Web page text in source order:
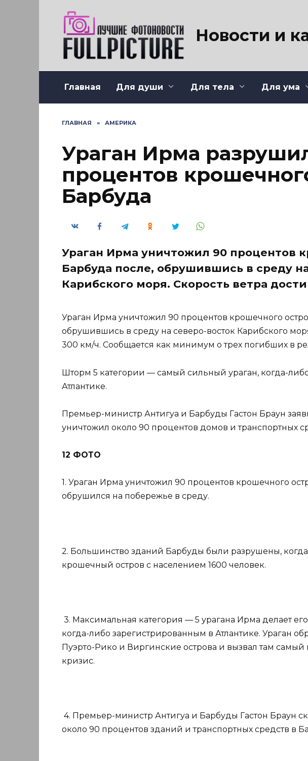
Новости и
Главная Для души Для тела Для ума
ГЛАВНАЯ » АМЕРИКА
Ураган Ирма
процентов
Барбуда
Ураган Ирма уничтожил 90 процентов
Барбуда после, обрушившись в среду
Карибского моря. Скорость ветра
Ураган Ирма уничтожил 90 процентов крошечного
обрушившись в среду на северо-восток Карибского
300 км/ч. Сообщается как минимум о трех погибших в
Шторм 5 категории — самый сильный ураган, когда-
Атлантике.
Премьер-министр Антигуа и Барбуды Гастон Браун
уничтожил около 90 процентов домов и транспортных
12 ФОТО
1. Ураган Ирма уничтожил 90 процентов крошечного
обрушился на побережье в среду.
2. Большинство зданий Барбуды были разрушены,
крошечный остров с населением 1600 человек.
3. Максимальная категория — 5 урагана Ирма делает
когда-либо зарегистрированным в Атлантике. Ураган
Пуэрто-Рико и Виргинские острова и вызвал там
кризис.
4. Премьер-министр Антигуа и Барбуды Гастон Браун
около 90 процентов зданий и транспортных средств в